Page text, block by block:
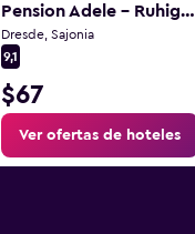
Pension Adele - Ruhig, direkt am Elberadweg & Badesee mit Balkon
Dresde, Sajonia
9,1
$67
Ver ofertas de hoteles